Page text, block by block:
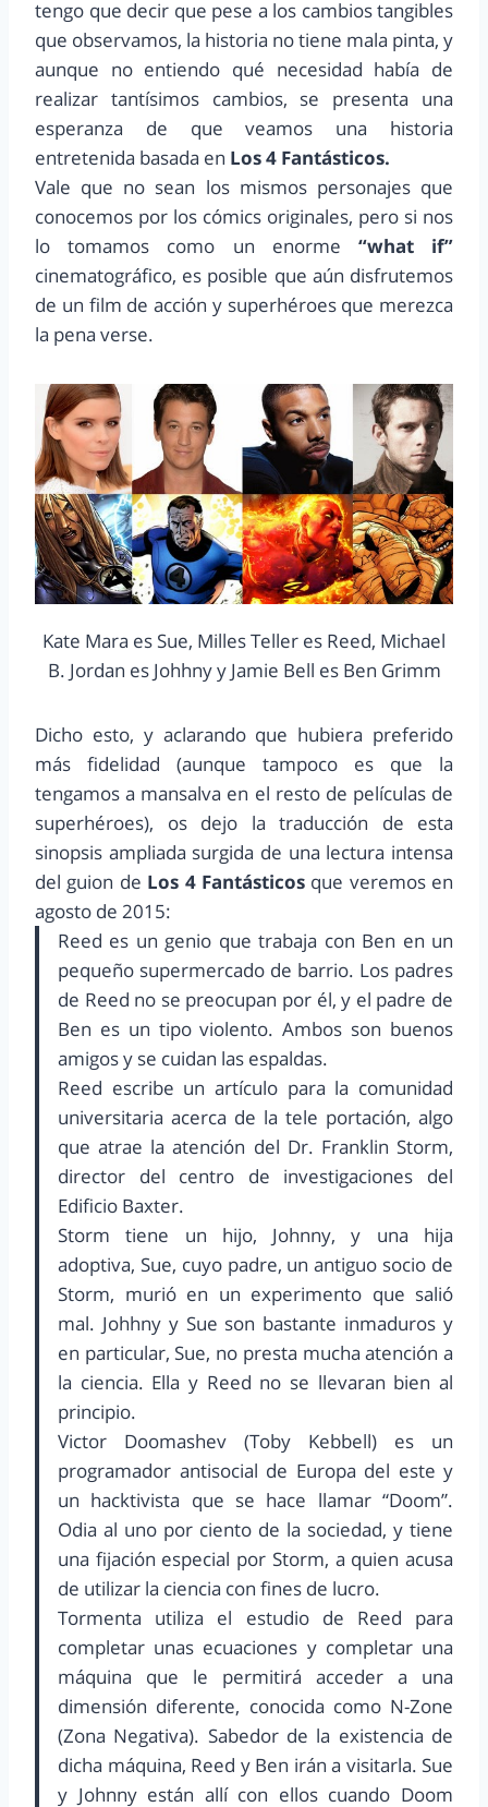
tengo que decir que pese a los cambios tangibles
que observamos, la historia no tiene mala pinta, y
aunque no entiendo qué necesidad había de
realizar tantísimos cambios, se presenta una
esperanza de que veamos una historia
entretenida basada en Los 4 Fantásticos.
Vale que no sean los mismos personajes que
conocemos por los cómics originales, pero si nos
lo tomamos como un enorme “what if”
cinematográfico, es posible que aún disfrutemos
de un film de acción y superhéroes que merezca
la pena verse.
Kate Mara es Sue, Milles Teller es Reed, Michael
B. Jordan es Johhny y Jamie Bell es Ben Grimm
Dicho esto, y aclarando que hubiera preferido
más fidelidad (aunque tampoco es que la
tengamos a mansalva en el resto de películas de
superhéroes), os dejo la traducción de esta
sinopsis ampliada surgida de una lectura intensa
del guion de Los 4 Fantásticosque veremos en
agosto de 2015:
Reed es un genio que trabaja con Ben en un
pequeño supermercado de barrio. Los padres
de Reed no se preocupan por él, y el padre de
Ben es un tipo violento. Ambos son buenos
amigos y se cuidan las espaldas.
Reed escribe un artículo para la comunidad
universitaria acerca de la tele portación, algo
que atrae la atención del Dr. Franklin Storm,
director del centro de investigaciones del
Edificio Baxter.
Storm tiene un hijo, Johnny, y una hija
adoptiva, Sue, cuyo padre, un antiguo socio de
Storm, murió en un experimento que salió
mal. Johhny y Sue son bastante inmaduros y
en particular, Sue, no presta mucha atención a
la ciencia. Ella y Reed no se llevaran bien al
principio.
Victor Doomashev (Toby Kebbell) es un
programador antisocial de Europa del este y
un hacktivista que se hace llamar “Doom”.
Odia al uno por ciento de la sociedad, y tiene
una fijación especial por Storm, a quien acusa
de utilizar la ciencia con fines de lucro.
Tormenta utiliza el estudio de Reed para
completar unas ecuaciones y completar una
máquina que le permitirá acceder a una
dimensión diferente, conocida como N-Zone
(Zona Negativa). Sabedor de la existencia de
dicha máquina, Reed y Ben irán a visitarla. Sue
y Johnny están allí con ellos cuando Doom